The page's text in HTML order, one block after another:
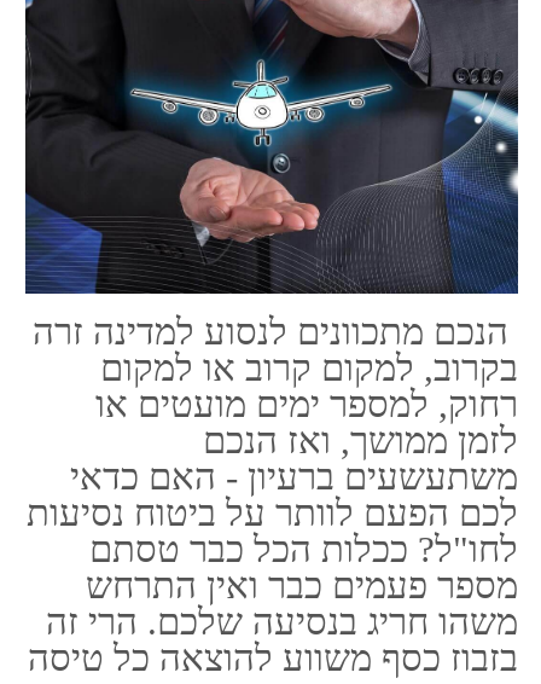
הנכם מתכוונים לנסוע למדינה זרה
בקרוב, למקום קרוב או למקום
רחוק, למספר ימים מועטים או
לזמן ממושך, ואז הנכם
משתעשעים ברעיון - האם כדאי
לכם הפעם לוותר על ביטוח נסיעות
לחו"ל? ככלות הכל כבר טסתם
מספר פעמים כבר ואין התרחש
משהו חריג בנסיעה שלכם. הרי זה
בזבוז כסף משווע להוצאה כל טיסה
שוב ושוב. התשובה החד משמעית
לכך הינה שלילית. וממש לא חבל
ועוד פחות מומלץ לכם להתגרות
בגורל שלכם. כיוון שכאשר תסמכו
על המזל שלכם, במקום על
עצמכם, יתרחש חוק מרפי ואתם
עלולים להיפגע. מומלץ ביותר, בכל
עת, לטוס שהנכם רגועים ומכוסים
על ידי ביטוח, לכל תרחיש אשר
עשוי להתרחש לכם.
אינפורמציה כללית אודות פספורט
קארד